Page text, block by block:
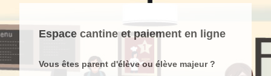
Espace cantine et paiement en ligne
Vous êtes parent d'élève ou élève majeur ?